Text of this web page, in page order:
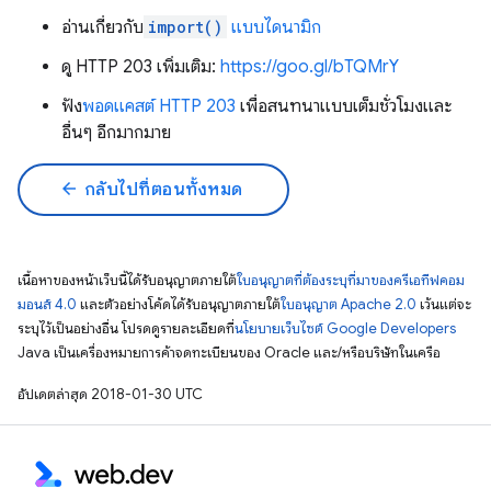
อ่านเกี่ยวกับ import() แบบไดนามิก
ดู HTTP 203 เพิ่มเติม: https://goo.gl/bTQMrY
ฟังพอดแคสต์ HTTP 203 เพื่อสนทนาแบบเต็มชั่วโมงและ
อื่นๆ อีกมากมาย
arrow_back กลับไปที่ตอนทั้งหมด
เนื้อหาของหน้าเว็บนี้ได้รับอนุญาตภายใต้ใบอนุญาตที่ต้องระบุที่มาของครีเอทีฟคอม
มอนส์ 4.0 และตัวอย่างโค้ดได้รับอนุญาตภายใต้ใบอนุญาต Apache 2.0 เว้นแต่จะ
ระบุไว้เป็นอย่างอื่น โปรดดูรายละเอียดที่นโยบายเว็บไซต์ Google Developers
Java เป็นเครื่องหมายการค้าจดทะเบียนของ Oracle และ/หรือบริษัทในเครือ
อัปเดตล่าสุด 2018-01-30 UTC